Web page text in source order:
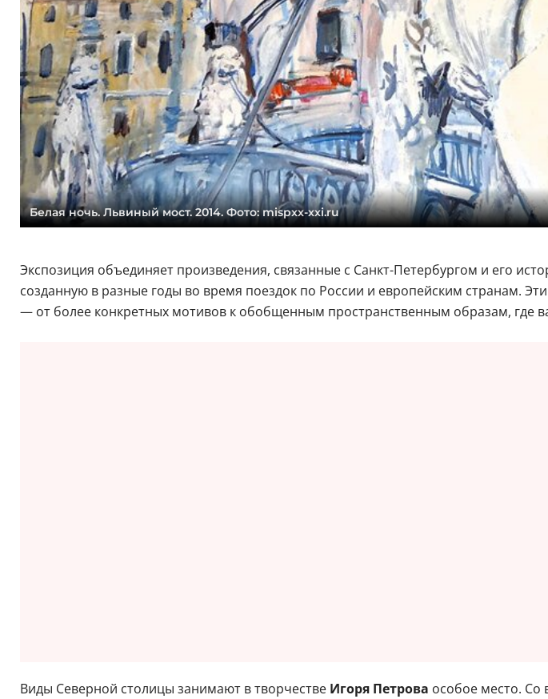
Белая ночь. Львиный мост. 2014. Фото: mispxx-xxi.ru
Экспозиция объединяет произведения, связанные с Санкт-Петербургом и его
созданную в разные годы во время поездок по России и европейским странам.
— от более конкретных мотивов к обобщенным пространственным образам, где
Виды Северной столицы занимают в творчестве Игоря Петрова особое место. Со